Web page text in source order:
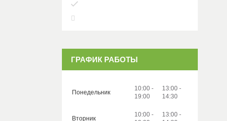
ГРАФИК РАБОТЫ
Понедельник
10:00
19:00
13:00
14:30
Вторник
10:00
13:00